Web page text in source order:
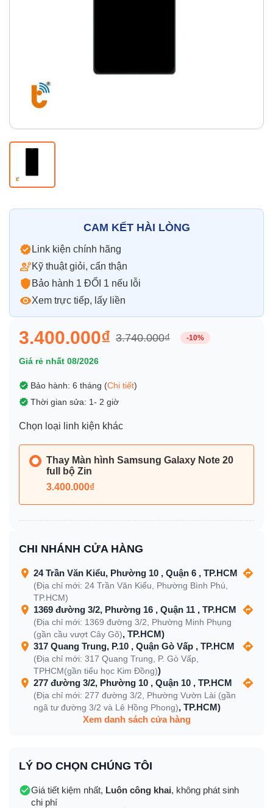
CAM KẾT HÀI LÒNG
Link kiện chính hãng
Kỹ thuật giỏi, cẩn thận
Bảo hành 1 ĐỔI 1 nếu lỗi
Xem trực tiếp, lấy liền
3.400.000₫ 3.740.000₫ -10%
Giá rẻ nhất 08/2026
Bảo hành: 6 tháng (Chi tiết)
Thời gian sửa: 1- 2 giờ
Chọn loại linh kiện khác
Thay Màn hình Samsung Galaxy Note 20
full bộ Zin
3.400.000₫
CHI NHÁNH CỬA HÀNG
24 Trần Văn Kiểu, Phường 10 , Quận 6 , TP.HCM
(Địa chỉ mới: 24 Trần Văn Kiểu, Phường Bình Phú,
TP.HCM)
1369 đường 3/2, Phường 16 , Quận 11 , TP.HCM
(Địa chỉ mới: 1369 đường 3/2, Phường Minh Phụng
(gần cầu vượt Cây Gõ), TP.HCM)
317 Quang Trung, P.10 , Quận Gò Vấp , TP.HCM
(Địa chỉ mới: 317 Quang Trung, P. Gò Vấp,
TPHCM(gần tiểu học Kim Đồng))
277 đường 3/2, Phường 10 , Quận 10 , TP.HCM
(Địa chỉ mới: 277 đường 3/2, Phường Vườn Lài (gần
ngã tư đường 3/2 và Lê Hồng Phong), TP.HCM)
Xem danh sách cửa hàng
LÝ DO CHỌN CHÚNG TÔI
Giá tiết kiệm nhất, Luôn công khai, không phát sinh
chi phí